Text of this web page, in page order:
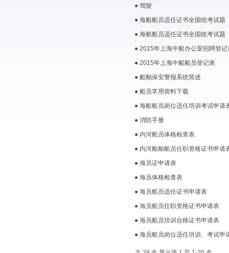
● 驾驶
● 海船船员适任证书全国统考试题
● 海船船员适任证书全国统考试题
● 2015年上海中船办公室招聘登记
● 2015年上海中船船员登记表
● 船舶保安警报系统简述
● 船员常用资料下载
● 海船船员岗位适任培训考试申请
● 消防手册
● 内河船员体格检查表
● 内河船舶船员任职资格证书申请
● 海员证申请表
● 海员体格检查表
● 海员船员适任证书申请表
● 海员船员任职资格证书申请表
● 海员船员培训合格证书申请表
● 海员船员岗位适任培训、考试申